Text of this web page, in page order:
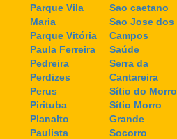
Parque Vila
Maria
Parque Vitória
Paula Ferreira
Pedreira
Perdizes
Perus
Pirituba
Planalto
Paulista
Sao caetano
Sao Jose dos
Campos
Saúde
Serra da
Cantareira
Sítio do Morro
Sítio Morro
Grande
Socorro